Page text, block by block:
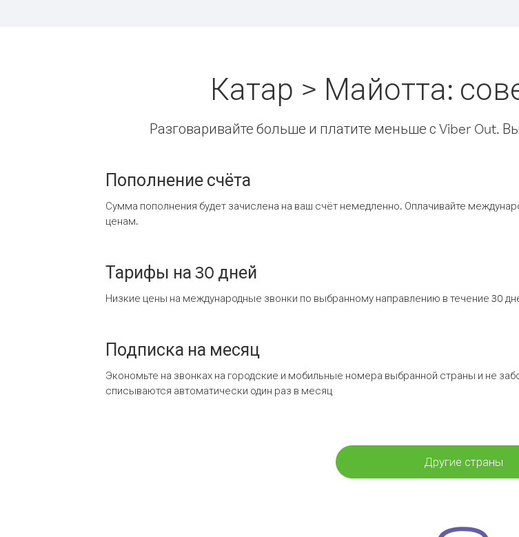
Катар > Майотта:
Разговаривайте больше и платите меньше с Viber Out.
Пополнение счёта
Сумма пополнения будет зачислена на ваш счёт немедленно. Оплачивайте
ценам.
Тарифы на 30 дней
Низкие цены на международные звонки по выбранному направлению в течение 30
Подписка на месяц
Экономьте на звонках на городские и мобильные номера выбранной страны и не
списываются автоматически один раз в месяц
Другие страны